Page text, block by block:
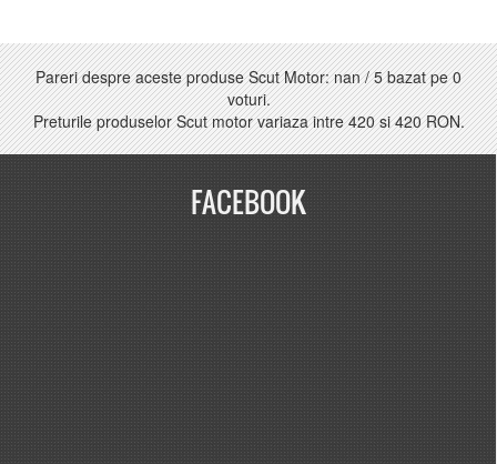
Pareri despre aceste produse Scut Motor: nan/5bazat pe0
voturi.
Preturile produselor Scut motor variaza intre420si420 RON.
FACEBOOK